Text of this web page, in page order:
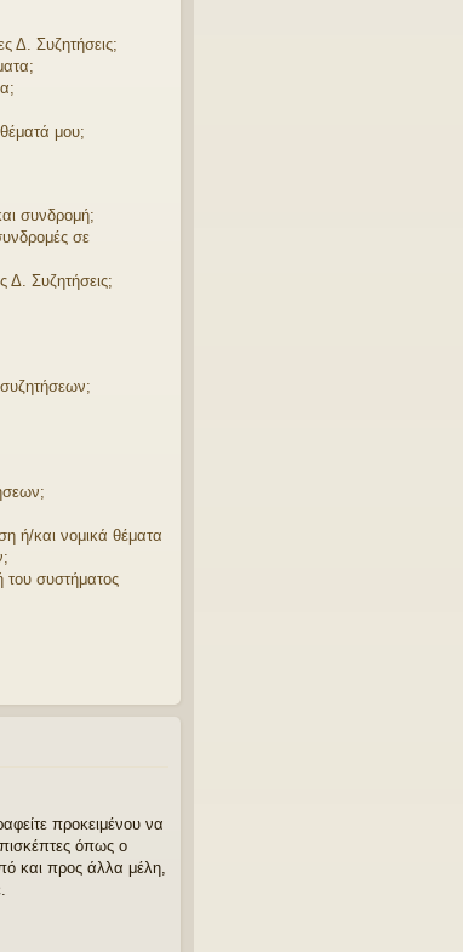
Δ. Συζητήσεις;
μου;
συνδρομή;
σε
Δ. Συζητήσεις;
ή/και νομικά θέματα
του συστήματος
προκειμένου να
όπως ο
και προς άλλα μέλη,